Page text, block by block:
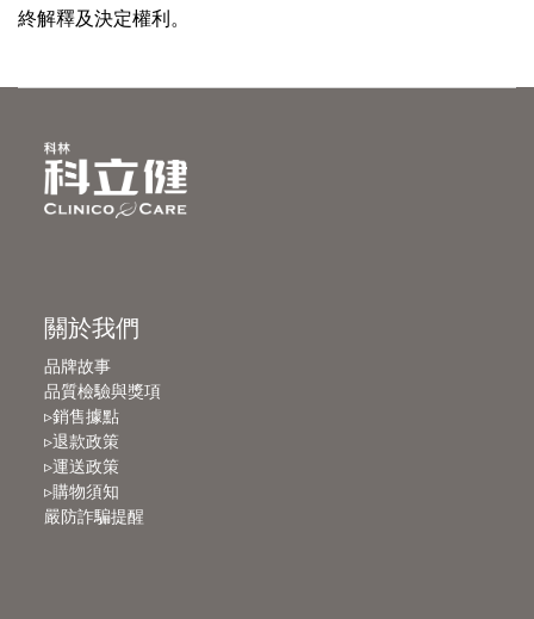
終解釋及決定權利。
關於我們
品牌故事
品質檢驗與獎項
▹銷售據點
▹退款政策
▹運送政策
▹購物須知
嚴防詐騙提醒